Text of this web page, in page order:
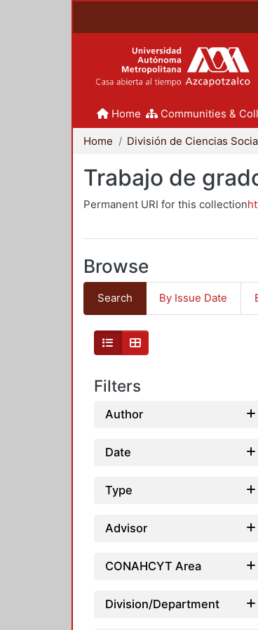
Home Communities &
Home
Trabajo de
Permanent URI for this collection
Browse
Search By Issue Date
Filters
Author
Date
Type
Advisor
CONAHCYT Area
Division/Department